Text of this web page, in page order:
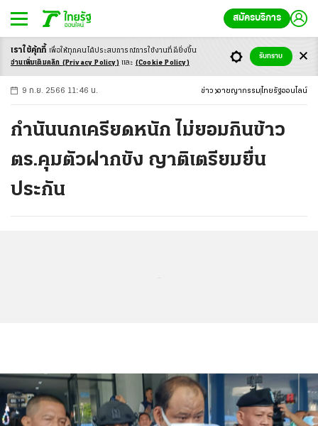
สมัครบริการ
-ก ก ก+
9 ก.ย. 2566 11:46 น. ข่าว อาชญากรรม ไทยรัฐออนไลน์
กำนันนกเครียดหนัก ไม่ยอมกินข้าว
ตร.คุมตัวฝากขัง ญาติเตรียมยื่น
ประกัน
เราใช้คุ้กกี้ เพื่อให้ทุกคนได้ประสบการณ์การใช้งานที่ดียิ่งขึ้น
อ่านเพิ่มเติมคลิก (Privacy Policy) และ (Cookie Policy)
รับทราบ